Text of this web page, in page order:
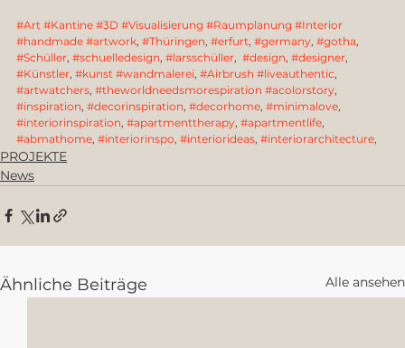
#Art #Kantine #3D #Visualisierung #Raumplanung #Interior
#handmade #artwork #Thüringen #erfurt #germany #gotha
#Schüller #schuelledesign #larsschüller #design #designer
#Künstler #kunst #wandmalerei #Airbrush #liveauthentic
#artwatchers #theworldneedsmorespiration #acolorstory
#inspiration #decorinspiration #decorhome #minimalove
#interiorinspiration #apartmenttherapy #apartmentlife
#abmathome #interiorinspo #interiorideas #interiorarchitecture
PROJEKTE
News
Ähnliche Beiträge Alle ansehen